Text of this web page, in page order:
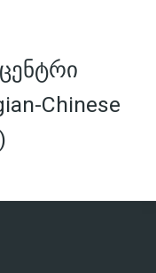
Chinese